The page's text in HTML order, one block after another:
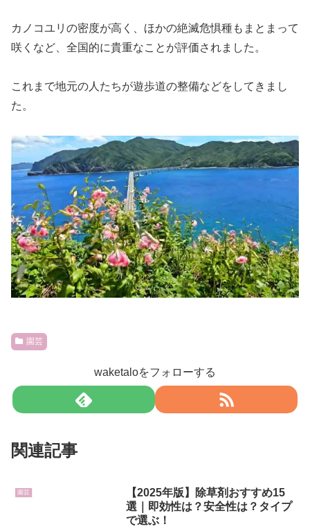
カノコユリの密度が高く、ほかの絶滅危惧種もまとまって
咲くなど、全国的に貴重なことが評価されました。
これまで地元の人たちが遊歩道の整備などをしてきまし
た。
園芸
waketaloをフォローする
関連記事
園芸
【2025年版】除草剤おすすめ15
選｜即効性は？安全性は？タイプ
で選ぶ！